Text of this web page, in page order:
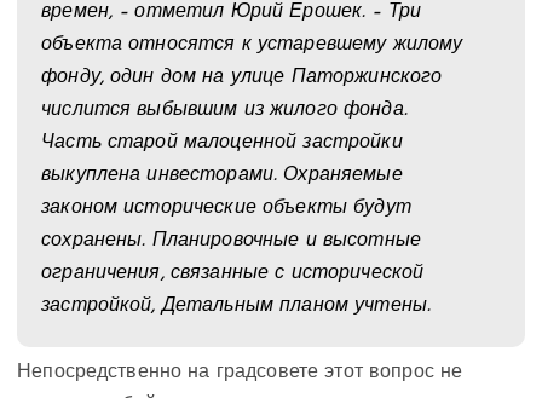
времен, – отметил Юрий Ерошек. – Три
объекта относятся к устаревшему жилому
фонду, один дом на улице Паторжинского
числится выбывшим из жилого фонда.
Часть старой малоценной застройки
выкуплена инвесторами. Охраняемые
законом исторические объекты будут
сохранены. Планировочные и высотные
ограничения, связанные с исторической
застройкой, Детальным планом учтены.
Непосредственно на градсовете этот вопрос не